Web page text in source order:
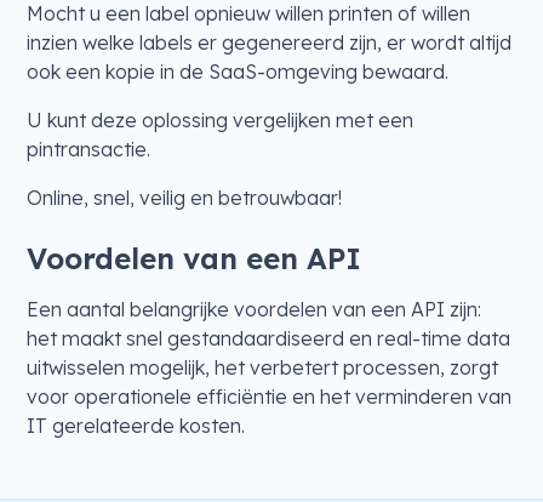
Mocht u een label opnieuw willen printen of willen
inzien welke labels er gegenereerd zijn, er wordt altijd
ook een kopie in de SaaS-omgeving bewaard.
U kunt deze oplossing vergelijken met een
pintransactie.
Online, snel, veilig en betrouwbaar!
Voordelen van een API
Een aantal belangrijke voordelen van een API zijn:
het maakt snel gestandaardiseerd en real-time data
uitwisselen mogelijk, het verbetert processen, zorgt
voor operationele efficiëntie en het verminderen van
IT gerelateerde kosten.